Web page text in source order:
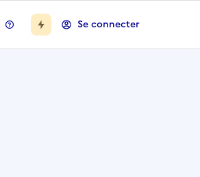
Se connecter